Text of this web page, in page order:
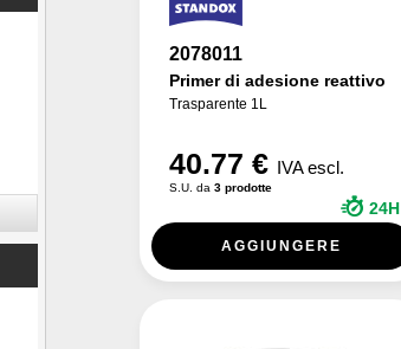
2078011
Primer di adesione reattivo
Trasparente 1L
40.77 € IVA escl.
S.U. da 3 prodotte
24H
AGGIUNGERE